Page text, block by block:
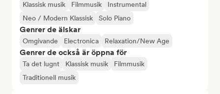
Klassisk musik Filmmusik
Instrumental
Neo / Modern Klassisk
Solo Piano
Genrer de älskar
Omgivande Electronica Relaxation/New Age
Genrer de också är öppna för
Ta det lugnt Klassisk musik
Filmmusik
Traditionell musik